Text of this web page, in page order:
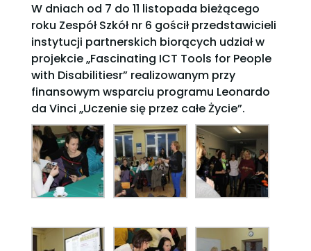
W dniach od 7 do 11 listopada bieżącego
roku Zespół Szkół nr 6 gościł przedstawicieli
instytucji partnerskich biorących udział w
projekcie „Fascinating ICT Tools for People
with Disabilitiesr” realizowanym przy
finansowym wsparciu programu Leonardo
da Vinci „Uczenie się przez całe Życie”.